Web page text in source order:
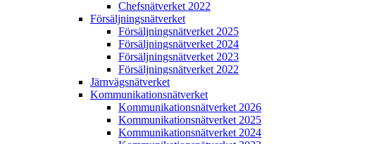
Chefs­nätverket 2022
Försäljnings­nätverket
Försäljnings­nätverket 2025
Försäljnings­nätverket 2024
Försäljnings­nätverket 2023
Försäljnings­nätverket 2022
Järnvägs­nätverket
Kommunikations­nätverket
Kommunikations­nätverket 2026
Kommunikations­nätverket 2025
Kommunikations­nätverket 2024